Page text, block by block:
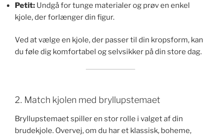
Petit: Undgå for tunge materialer og prøv en enkel
kjole, der forlænger din figur.
Ved at vælge en kjole, der passer til din kropsform, kan
du føle dig komfortabel og selvsikker på din store dag.
2. Match kjolen med bryllupstemaet
Bryllupstemaet spiller en stor rolle i valget af din
brudekjole. Overvej, om du har et klassisk, boheme,